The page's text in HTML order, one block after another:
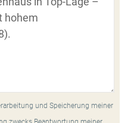
und Speicherung meiner